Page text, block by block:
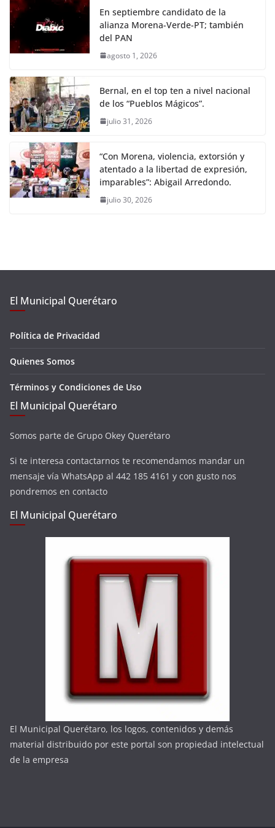
En septiembre candidato de la
alianza Morena-Verde-PT; también
del PAN
agosto 1, 2026
Bernal, en el top ten a nivel nacional
de los “Pueblos Mágicos”.
julio 31, 2026
“Con Morena, violencia, extorsión y
atentado a la libertad de expresión,
imparables”: Abigail Arredondo.
julio 30, 2026
El Municipal Querétaro
Política de Privacidad
Quienes Somos
Términos y Condiciones de Uso
El Municipal Querétaro
Somos parte de Grupo Okey Querétaro
Si te interesa contactarnos te recomendamos mandar un
mensaje vía WhatsApp al 442 185 4161 y con gusto nos
pondremos en contacto
El Municipal Querétaro
El Municipal Querétaro, los logos, contenidos y demás
material distribuido por este portal son propiedad intelectual
de la empresa